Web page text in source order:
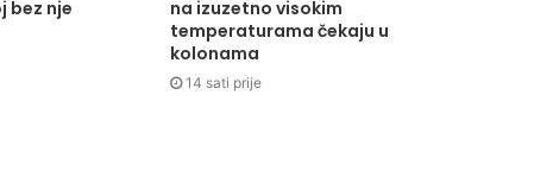
bez nje
na izuzetno visokim
temperaturama čekaju u
kolonama
14 sati prije